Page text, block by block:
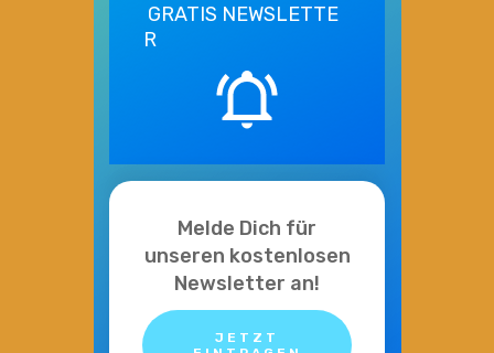
GRATIS NEWSLETTE
R
Melde Dich für
unseren kostenlosen
Newsletter an!
JETZT